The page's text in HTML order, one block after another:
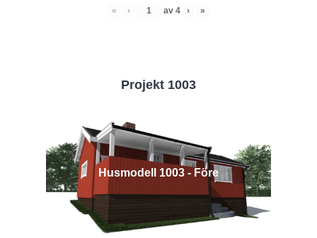
« ‹ av 4 › »
Projekt 1003
Husmodell 1003 - Före